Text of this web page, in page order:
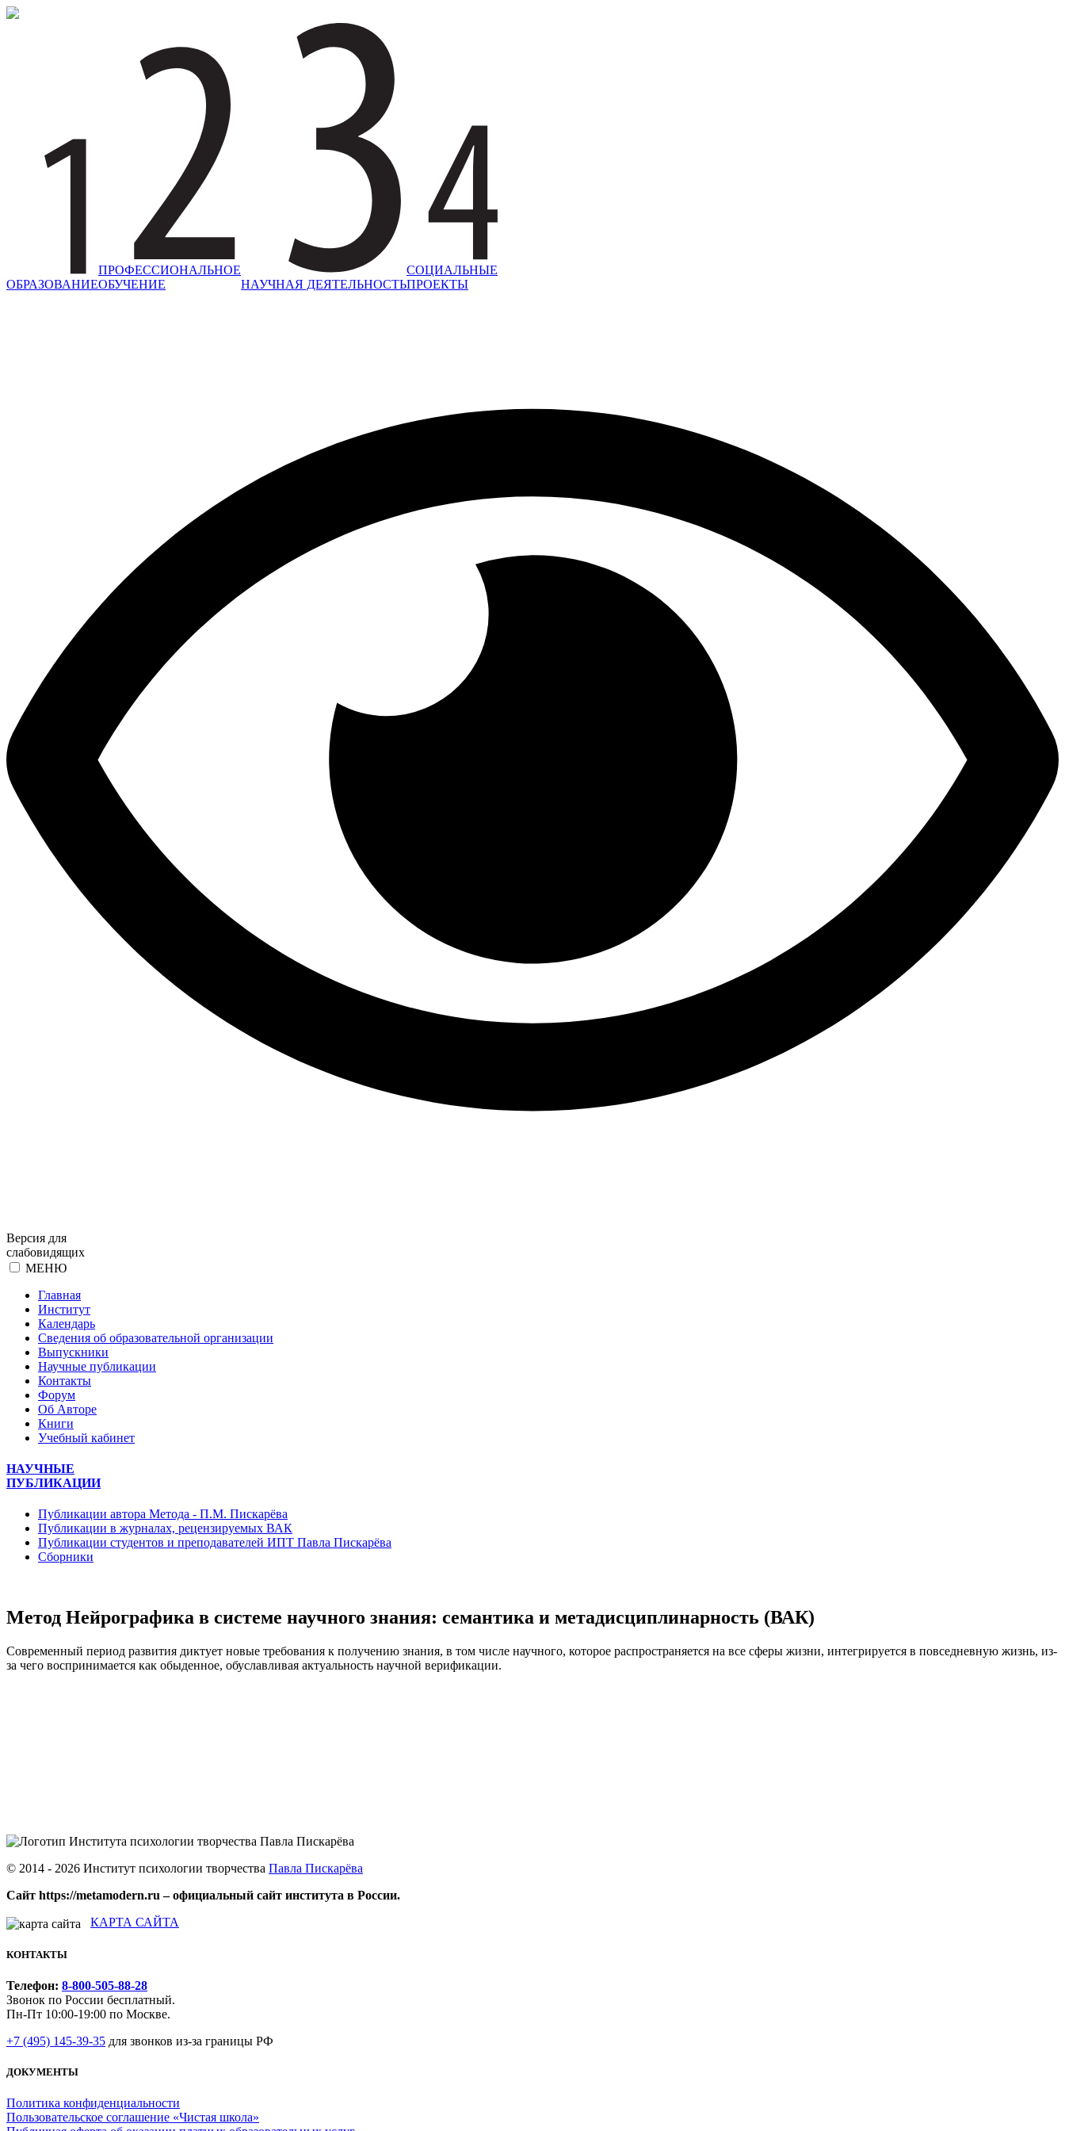
ОБРАЗОВАНИЕ
ПРОФЕССИОНАЛЬНОЕ
ОБУЧЕНИЕ
НАУЧНАЯ ДЕЯТЕЛЬНОСТЬ
СОЦИАЛЬНЫЕ
ПРОЕКТЫ
Версия для
слабовидящих
МЕНЮ
Главная
Институт
Календарь
Сведения об образовательной организации
Выпускники
Научные публикации
Контакты
Форум
Об Авторе
Книги
Учебный кабинет
НАУЧНЫЕ
ПУБЛИКАЦИИ
Публикации автора Метода - П.М. Пискарёва
Публикации в журналах, рецензируемых ВАК
Публикации студентов и преподавателей ИПТ Павла Пискарёва
Сборники
Метод Нейрографика в системе научного знания: семантика и метадисциплинарность (ВАК)
Современный период развития диктует новые требования к получению знания, в том числе научного, которое распространяется на все сферы жизни, интегрируется в повседневную жизнь, из-
за чего воспринимается как обыденное, обуславливая актуальность научной верификации.
© 2014 - 2026 Институт психологии творчества Павла Пискарёва
Сайт https://metamodern.ru – официальный сайт института в России.
КАРТА САЙТА
КОНТАКТЫ
Телефон: 8-800-505-88-28
Звонок по России бесплатный.
Пн-Пт 10:00-19:00 по Москве.
+7 (495) 145-39-35 для звонков из-за границы РФ
ДОКУМЕНТЫ
Политика конфиденциальности
Пользовательское соглашение «Чистая школа»